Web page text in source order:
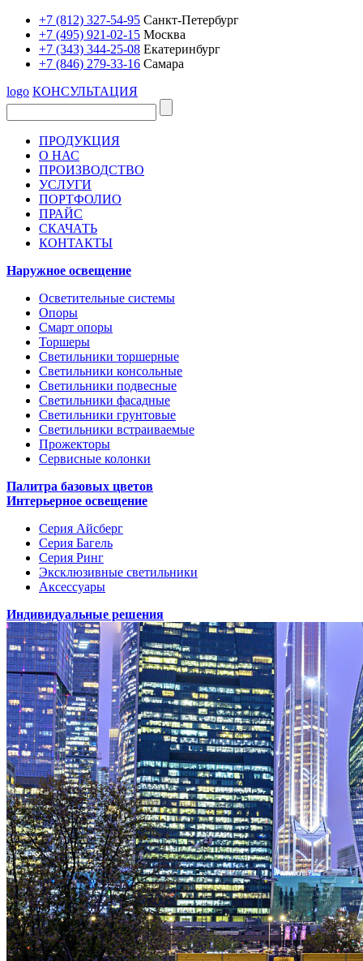
+7 (812) 327-54-95 Санкт-Петербург
+7 (495) 921-02-15 Москва
+7 (343) 344-25-08 Екатеринбург
+7 (846) 279-33-16 Самара
logo КОНСУЛЬТАЦИЯ
ПРОДУКЦИЯ
О НАС
ПРОИЗВОДСТВО
УСЛУГИ
ПОРТФОЛИО
ПРАЙС
СКАЧАТЬ
КОНТАКТЫ
Наружное освещение
Осветительные системы
Опоры
Смарт опоры
Торшеры
Светильники торшерные
Светильники консольные
Светильники подвесные
Светильники фасадные
Светильники грунтовые
Светильники встраиваемые
Прожекторы
Сервисные колонки
Палитра базовых цветов
Интерьерное освещение
Серия Айсберг
Серия Багель
Серия Ринг
Эксклюзивные светильники
Аксессуары
Индивидуальные решения